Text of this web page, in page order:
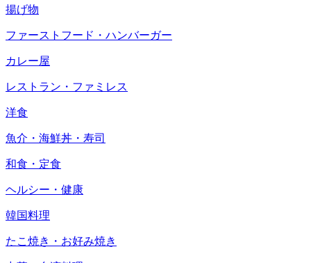
揚げ物
ファーストフード・ハンバーガー
カレー屋
レストラン・ファミレス
洋食
魚介・海鮮丼・寿司
和食・定食
ヘルシー・健康
韓国料理
たこ焼き・お好み焼き